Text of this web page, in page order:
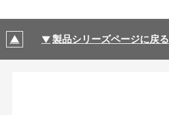
製品シリーズページに戻る